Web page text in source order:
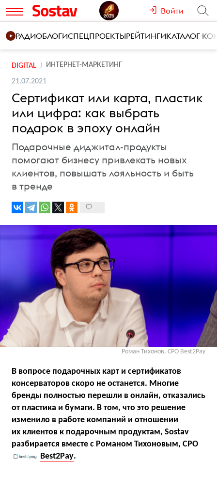
Войти
РАДИОБЛОГИСПЕЦПРОЕКТЫРЕЙТИНГИКАТАЛОГ
DIGITAL ИНТЕРНЕТ-МАРКЕТИНГ
21.07.2021
Сертификат или карта, пластик
или цифра: как выбрать
подарок в эпоху онлайн
Подарочные диджитал-продукты
помогают бизнесу привлекать новых
клиентов, повышать лояльность и быть
в тренде
Роман Тихонов, СРО Best2Pay
В вопросе подарочных карт и сертификатов
консерваторов скоро не останется. Многие
бренды полностью перешли в онлайн, отказались
от пластика и бумаги. В том, что это решение
изменило в работе компаний и отношении
их клиентов к подарочным продуктам, Sostav
разбирается вместе с Романом Тихоновым, СРО
Best2Pay.